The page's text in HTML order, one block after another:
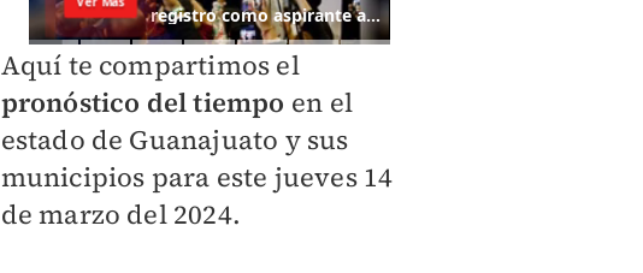
Aquí te compartimos el
pronóstico del tiempo en el
estado de Guanajuato y sus
municipios para este jueves 14
de marzo del 2024.